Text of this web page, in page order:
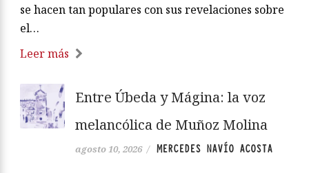
se hacen tan populares con sus revelaciones sobre
el…
Leer más
Entre Úbeda y Mágina: la voz
melancólica de Muñoz Molina
agosto 10, 2026 / MERCEDES NAVÍO ACOSTA